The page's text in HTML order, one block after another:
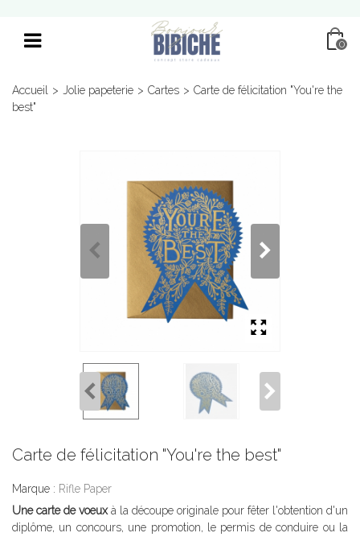
0
Accueil > Jolie papeterie > Cartes > Carte de félicitation "You're the
best"
Carte de félicitation "You're the best"
Marque : Rifle Paper
Une carte de voeuxà la découpe originale pour fêter l'obtention d'un
diplôme, un concours, une promotion, le permis de conduire ou la